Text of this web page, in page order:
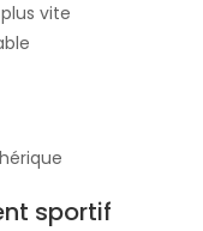
vite
sportif